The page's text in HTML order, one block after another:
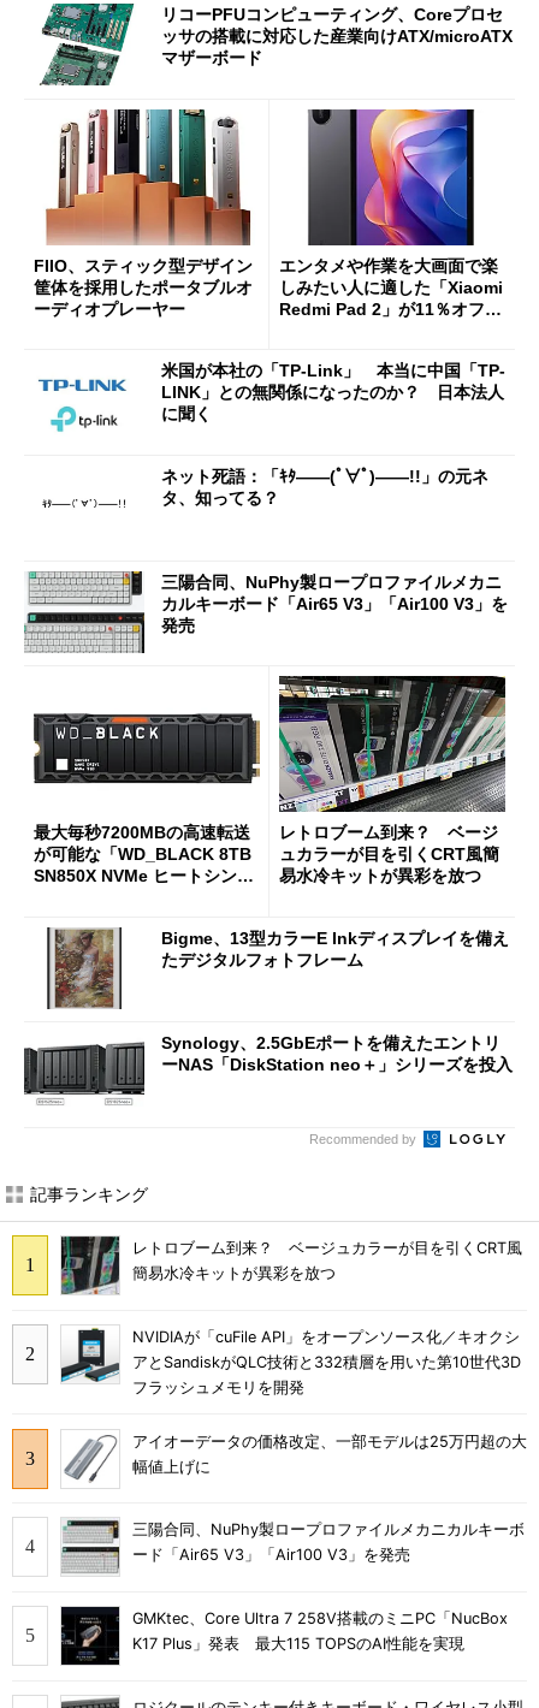
リコーPFUコンピューティング、Coreプロセ
ッサの搭載に対応した産業向けATX/microATX
マザーボード
FIIO、スティック型デザイン
筐体を採用したポータブルオ
ーディオプレーヤー
エンタメや作業を大画面で楽
しみたい人に適した「Xiaomi
Redmi Pad 2」が11％オフの
米国が本社の「TP-Link」 本当に中国「TP-
LINK」との無関係になったのか？ 日本法人
に聞く
ネット死語：「ｷﾀ――(ﾟ∀ﾟ)――!!」の元ネ
タ、知ってる？
三陽合同、NuPhy製ロープロファイルメカニ
カルキーボード「Air65 V3」「Air100 V3」を
発売
最大毎秒7200MBの高速転送
が可能な「WD_BLACK 8TB
SN850X NVMe ヒートシンク
レトロブーム到来？ ベージ
ュカラーが目を引くCRT風簡
易水冷キットが異彩を放つ
Bigme、13型カラーE Inkディスプレイを備え
たデジタルフォトフレーム
Synology、2.5GbEポートを備えたエントリ
ーNAS「DiskStation neo＋」シリーズを投入
Recommended by
記事ランキング
レトロブーム到来？ ベージュカラーが目を引くCRT風
簡易水冷キットが異彩を放つ
NVIDIAが「cuFile API」をオープンソース化／キオクシ
アとSandiskがQLC技術と332積層を用いた第10世代3D
フラッシュメモリを開発
アイオーデータの価格改定、一部モデルは25万円超の大
幅値上げに
三陽合同、NuPhy製ロープロファイルメカニカルキーボ
ード「Air65 V3」「Air100 V3」を発売
GMKtec、Core Ultra 7 258V搭載のミニPC「NucBox
K17 Plus」発表 最大115 TOPSのAI性能を実現